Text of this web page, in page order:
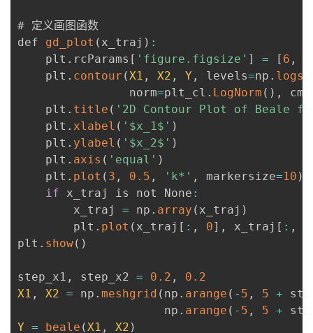
# 定义画图函数
def gd_plot ( x_traj ) :
    plt
. rcParams [ 'figure.figsize' ] = [ 6 ,
    plt
. contour (X1 , X2 , Y , levels=np .
                norm
=plt_cl . LogNorm ( ) ,
    plt
. title ( '2D Contour Plot of Beale
    plt
. xlabel ( '$x_1$' )
    plt
. ylabel ( '$x_2$' )
    plt
. axis ( 'equal' )
    plt
. plot ( 3 , 0.5 , 'k*' , markersize=10 )
if x_traj is not None :
        x_traj
= np . array ( x_traj )
        plt
. plot ( x_traj [ : , 0] , x_traj [ : ,
plt . show( )
step_x1 , step_x2 = 0.2 ,
0.2
X1 , X2 = np . meshgrid ( np . arange ( - 5 , 5 +
                     np
. arange ( - 5 , 5 +
Y = beale (X1 , X2 )